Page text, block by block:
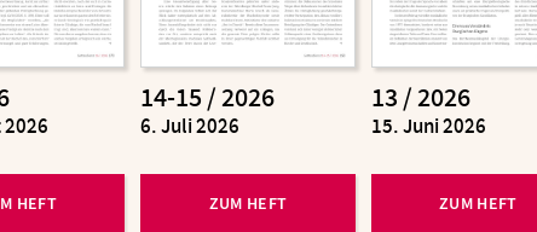
2026
HEFT
14-15 / 2026
:
6. Juli 2026
ZUM HEFT
13 / 2026
:
15. Juni 2026
ZUM HEFT